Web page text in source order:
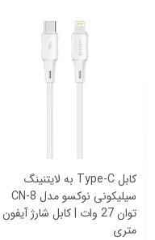
کابل Type‑C به لایتنینگ
سیلیکونی نوکسو مدل CN‑8
متری